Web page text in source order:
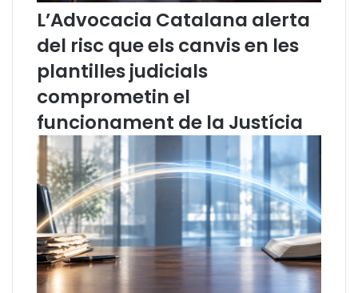
C
C
:
L
a
o
n
c
i
l
i
a
c
i
ó
a
r
a
t
t
:
F
s
c
a
l
L’Advocacia Catalana alerta
del risc que els canvis en les
plantilles judicials
comprometin el
funcionament de la Justícia